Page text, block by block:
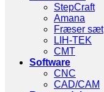
StepCraft
Amana
Fræser sæt
LIH-TEK
CMT
Software
CNC
CAD/CAM